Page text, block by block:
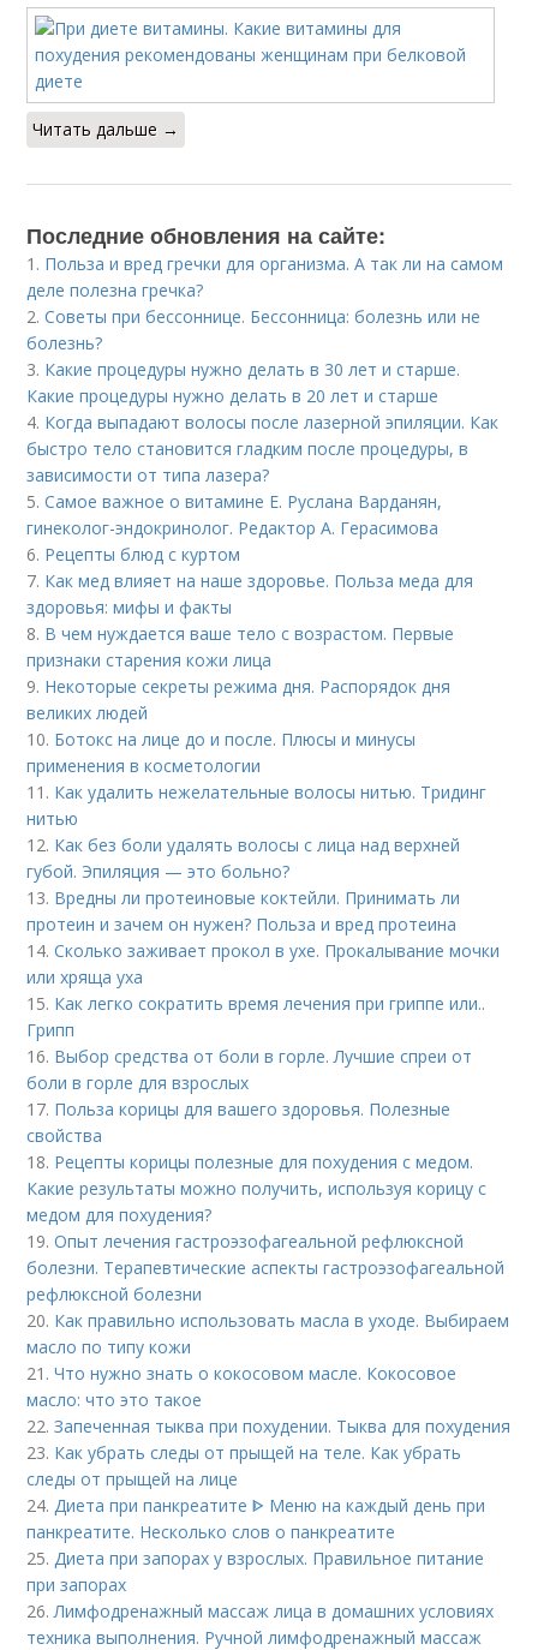
Читать дальше →
Последние обновления на сайте:
1. Польза и вред гречки для организма. А так ли на самом
деле полезна гречка?
2.Советы при бессоннице. Бессонница: болезнь или не
болезнь?
3. Какие процедуры нужно делать в 30 лет и старше.
Какие процедуры нужно делать в 20 лет и старше
4. Когда выпадают волосы после лазерной эпиляции. Как
быстро тело становится гладким после процедуры, в
зависимости от типа лазера?
5.Самое важное о витамине Е. Руслана Варданян,
гинеколог-эндокринолог. Редактор А. Герасимова
6. Рецепты блюд с куртом
7. Как мед влияет на наше здоровье. Польза меда для
здоровья: мифы и факты
8. В чем нуждается ваше тело с возрастом. Первые
признаки старения кожи лица
9. Некоторые секреты режима дня. Распорядок дня
великих людей
10. Ботокс на лице до и после. Плюсы и минусы
применения в косметологии
11. Как удалить нежелательные волосы нитью. Тридинг
нитью
12. Как без боли удалять волосы с лица над верхней
губой. Эпиляция — это больно?
13. Вредны ли протеиновые коктейли. Принимать ли
протеин и зачем он нужен? Польза и вред протеина
14.Сколько заживает прокол в ухе. Прокалывание мочки
или хряща уха
15. Как легко сократить время лечения при гриппе или..
Грипп
16. Выбор средства от боли в горле. Лучшие спреи от
боли в горле для взрослых
17. Польза корицы для вашего здоровья. Полезные
свойства
18. Рецепты корицы полезные для похудения с медом.
Какие результаты можно получить, используя корицу с
медом для похудения?
19.Опыт лечения гастроэзофагеальной рефлюксной
болезни. Терапевтические аспекты гастроэзофагеальной
рефлюксной болезни
20. Как правильно использовать масла в уходе. Выбираем
масло по типу кожи
21.Что нужно знать о кокосовом масле. Кокосовое
масло: что это такое
22.Запеченная тыква при похудении. Тыква для похудения
23. Как убрать следы от прыщей на теле. Как убрать
следы от прыщей на лице
24.Диета при панкреатите ᐈ Меню на каждый день при
панкреатите. Несколько слов о панкреатите
25.Диета при запорах у взрослых. Правильное питание
при запорах
26.Лимфодренажный массаж лица в домашних условиях
техника выполнения. Ручной лимфодренажный массаж